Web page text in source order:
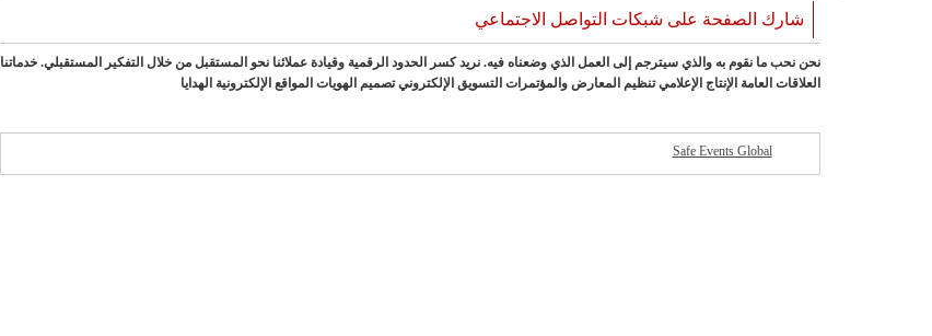
شارك الصفحة على شبكات التواصل الاجتماعي
نحن نحب ما نقوم به والذي سيترجم إلى العمل الذي وضعناه فيه. نريد كسر الحدود الرقمية وقيادة عملائنا نحو المستقبل من خلال التفكير المستقبلي. خدماتنا
العلاقات العامة الإنتاج الإعلامي تنظيم المعارض والمؤتمرات التسويق الإلكتروني تصميم الهويات المواقع الإلكترونية الهدايا
Safe Events Global